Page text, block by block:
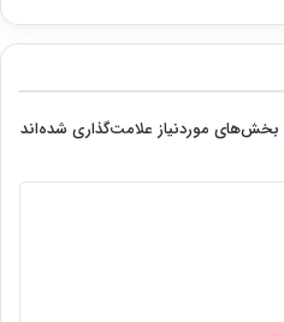
بخش‌های موردنیاز علامت‌گذاری شده‌اند